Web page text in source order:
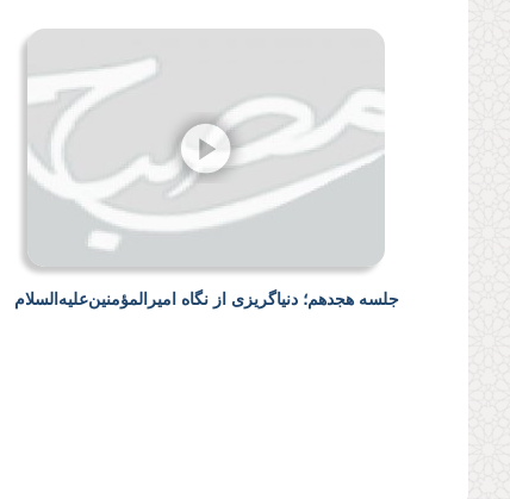
جلسه هجدهم؛ دنیاگریزی از نگاه امیرالمؤمنین‌علیه‌السلام